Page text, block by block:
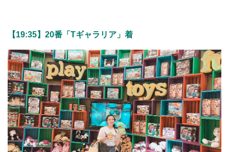
【19:35】20番「Tギャラリア」着